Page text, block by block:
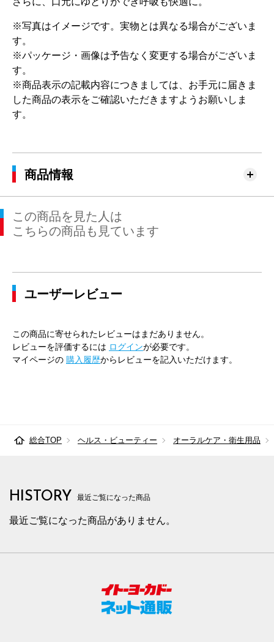
※写真はイメージです。実物とは異なる場合がございま
す。
※パッケージ・画像は予告なく変更する場合がございま
す。
※商品表示の記載内容につきましては、お手元に届きま
した商品の表示をご確認いただきますようお願いしま
す。
商品情報
この商品を見た人は
こちらの商品も見ています
ユーザーレビュー
この商品に寄せられたレビューはまだありません。
レビューを評価するには ログインが必要です。
マイページの 購入履歴からレビューを記入いただけます。
総合TOP ヘルス・ビューティー オーラルケア・衛生用品
HISTORY 最近ご覧になった商品
最近ご覧になった商品がありません。